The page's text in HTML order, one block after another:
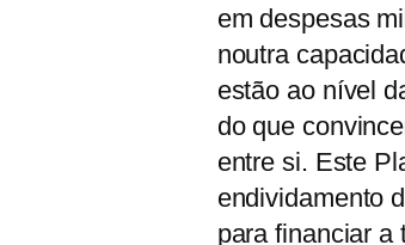
em despesas
noutra
estão ao nível
do que
entre si. Este
endividamento
para financiar a